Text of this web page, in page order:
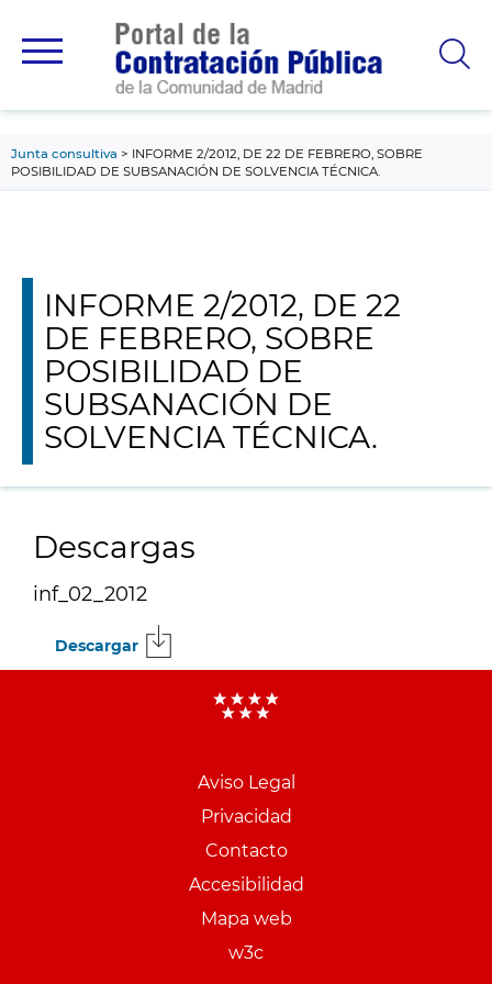
principal
Junta consultiva
INFORME 2/2012, DE 22 DE FEBRERO, SOBRE
POSIBILIDAD DE SUBSANACIÓN DE SOLVENCIA TÉCNICA.
INFORME 2/2012, DE 22
DE FEBRERO, SOBRE
POSIBILIDAD DE
SUBSANACIÓN DE
SOLVENCIA TÉCNICA.
Descargas
inf_02_2012
Descargar
Aviso Legal
Privacidad
Contacto
Accesibilidad
Mapa web
w3c